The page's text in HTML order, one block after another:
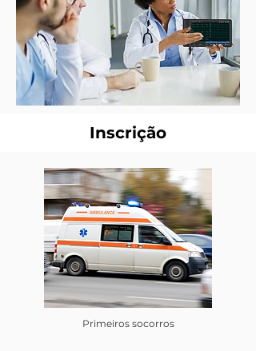
Inscrição
Primeiros socorros